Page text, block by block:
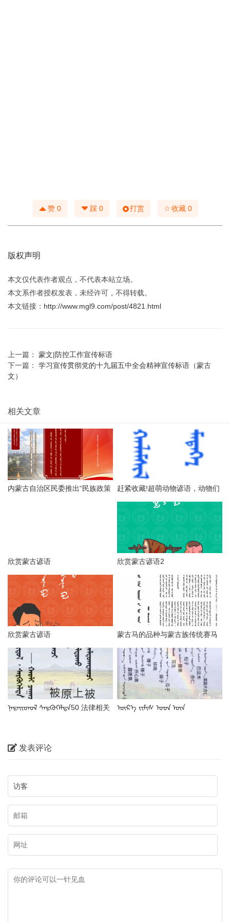
赞 0 踩 0 打赏 ☆收藏 0
版权声明
本文仅代表作者观点，不代表本站立场。
本文系作者授权发表，未经许可，不得转载。
本文链接： http://www.mgl9.com/post/4821.html
上一篇： 蒙文|防控工作宣传标语
下一篇： 学习宣传贯彻党的十九届五中全会精神宣传标语（蒙古
文）
相关文章
内蒙古自治区民委推出“民族政策
赶紧收藏!超萌动物谚语，动物们
更呆萌可爱！
欣赏蒙古谚语 欣赏蒙古谚语2
欣赏蒙古谚语
蒙古马的品种与蒙古族传统赛马
技巧
ᠨᠡᠷᠡᠢᠳᠦᠯ ᠰᠡᠷᠭᠦᠭᠡᠯᠲᠡ50 法律相关
ᠦᠷ᠎ᠡ ᠵᠢᠮᠢᠰ ᠤᠳ ᠦᠨ
发表评论